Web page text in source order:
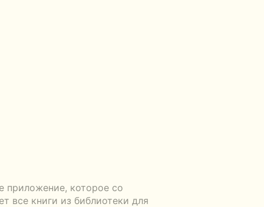
приложение, которое со
все книги из библиотеки для